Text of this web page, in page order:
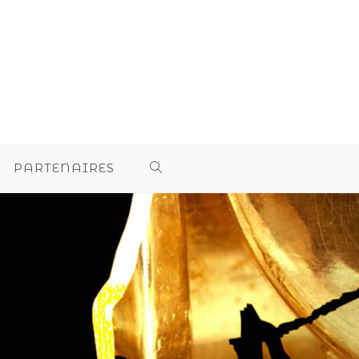
PARTENAIRES